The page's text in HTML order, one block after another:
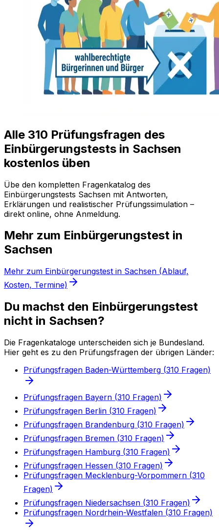
Alle 310 Prüfungsfragen des
Einbürgerungstests in Sachsen
kostenlos üben
Übe den kompletten Fragenkatalog des
Einbürgerungstests Sachsen mit Antworten,
Erklärungen und realistischer Prüfungssimulation –
direkt online, ohne Anmeldung.
Mehr zum Einbürgerungstest in
Sachsen
Mehr zum Einbürgerungstest in Sachsen (Ablauf,
Kosten, Termine)
Du machst den Einbürgerungstest
nicht in Sachsen?
Die Fragenkataloge unterscheiden sich je Bundesland.
Hier geht es zu den Prüfungsfragen der übrigen Länder:
Prüfungsfragen Baden-Württemberg (310 Fragen)
Prüfungsfragen Bayern (310 Fragen)
Prüfungsfragen Berlin (310 Fragen)
Prüfungsfragen Brandenburg (310 Fragen)
Prüfungsfragen Bremen (310 Fragen)
Prüfungsfragen Hamburg (310 Fragen)
Prüfungsfragen Hessen (310 Fragen)
Prüfungsfragen Mecklenburg-Vorpommern (310
Fragen)
Prüfungsfragen Niedersachsen (310 Fragen)
Prüfungsfragen Nordrhein-Westfalen (310 Fragen)